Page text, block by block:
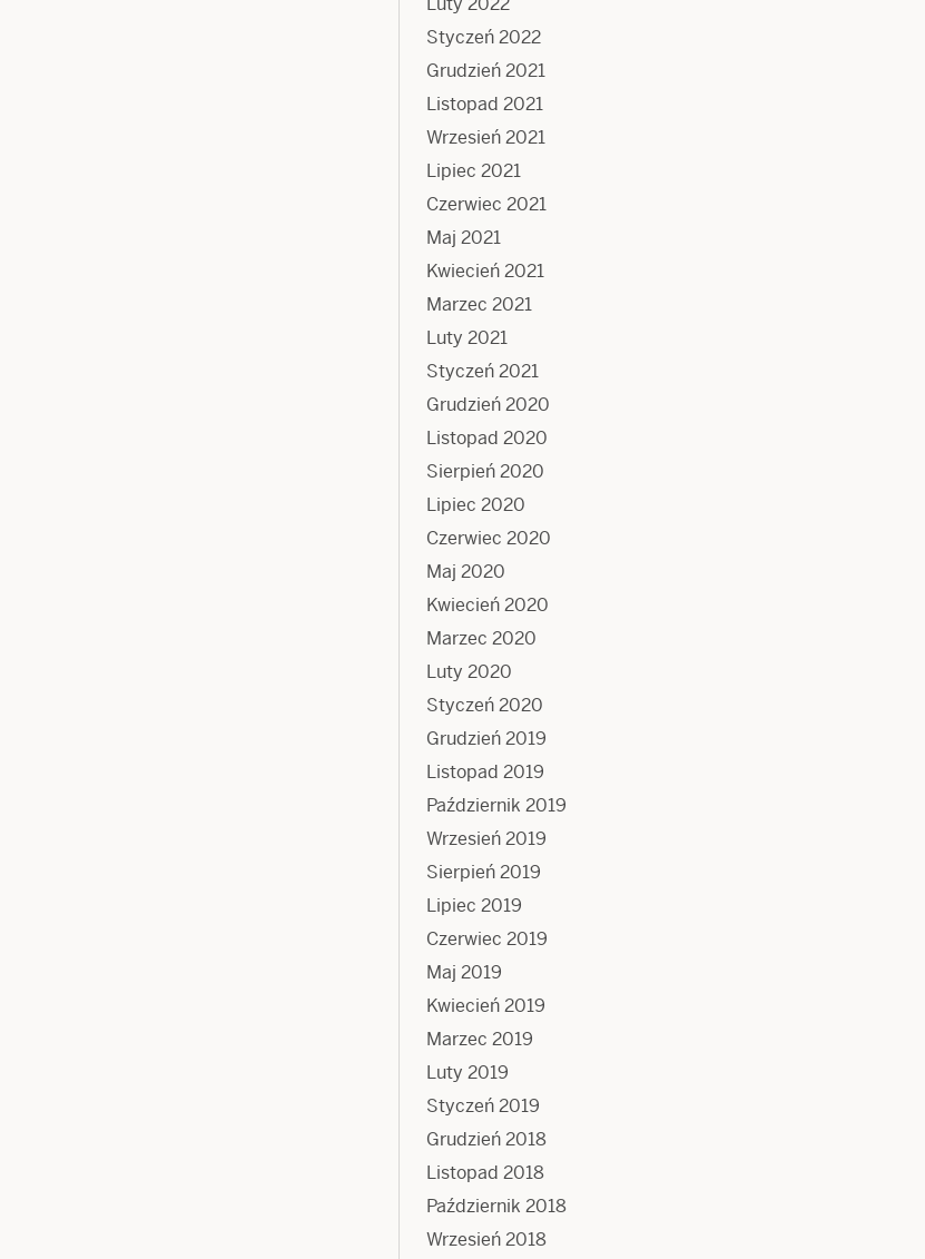
Styczeń 2022
Grudzień 2021
Listopad 2021
Wrzesień 2021
Lipiec 2021
Czerwiec 2021
Maj 2021
Kwiecień 2021
Marzec 2021
Luty 2021
Styczeń 2021
Grudzień 2020
Listopad 2020
Sierpień 2020
Lipiec 2020
Czerwiec 2020
Maj 2020
Kwiecień 2020
Marzec 2020
Luty 2020
Styczeń 2020
Grudzień 2019
Listopad 2019
Październik 2019
Wrzesień 2019
Sierpień 2019
Lipiec 2019
Czerwiec 2019
Maj 2019
Kwiecień 2019
Marzec 2019
Luty 2019
Styczeń 2019
Grudzień 2018
Listopad 2018
Październik 2018
Wrzesień 2018